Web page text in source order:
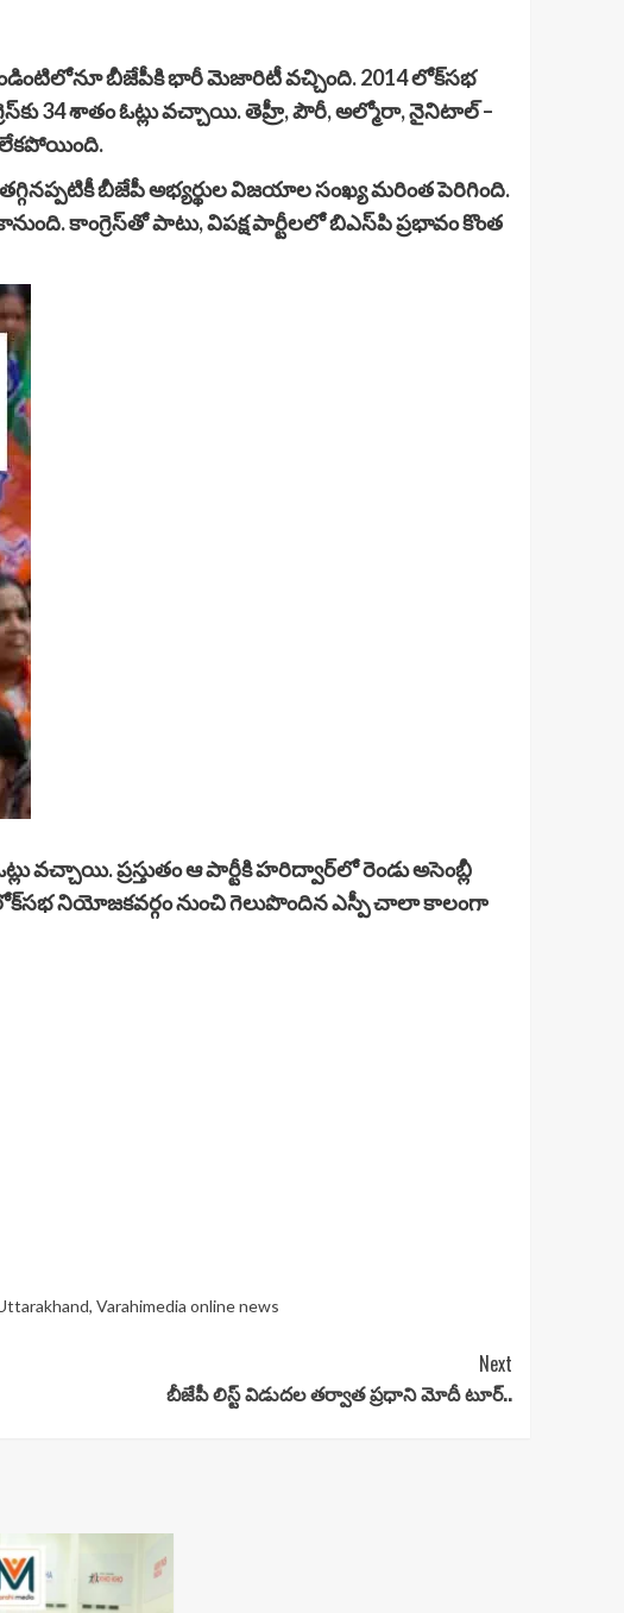
బీజేపీకి భారీ మెజారిటీ వచ్చింది. 2014 లోక్‌సభ
34 శాతం ఓట్లు వచ్చాయి. తెహ్రీ, పౌరీ, అల్మోరా, నైనిటాల్ –
బీజేపీ అభ్యర్థుల విజయాల సంఖ్య మరింత పెరిగింది.
కాంగ్రెస్‌తో పాటు, విపక్ష పార్టీలలో బిఎస్‌పి ప్రభావం కొంత
వచ్చాయి. ప్రస్తుతం ఆ పార్టీకి హరిద్వార్‌లో రెండు అసెంబ్లీ
నియోజకవర్గం నుంచి గెలుపొందిన ఎస్పీ చాలా కాలంగా
, Varahimedia online news
Next
బీజేపీ లిస్ట్ విడుదల తర్వాత ప్రధాని మోదీ టూర్..